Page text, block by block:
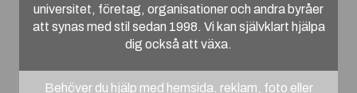
universitet, företag, organisationer och andra byråer
att synas med stil sedan 1998. Vi kan självklart hjälpa
dig också att växa.
Behöver du hjälp med hemsida, reklam, foto eller